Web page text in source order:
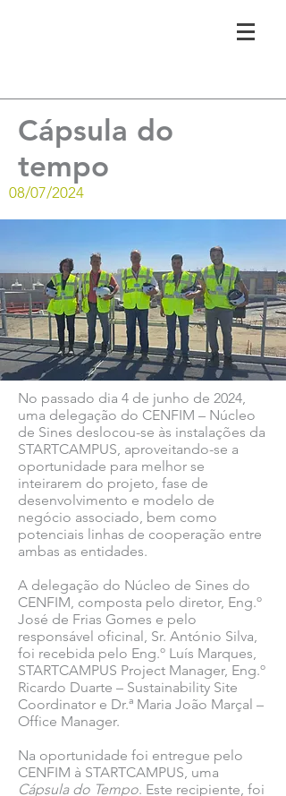
Cápsula do
tempo
08/07/2024
No passado dia 4 de junho de 2024,
uma delegação do CENFIM – Núcleo
de Sines deslocou-se às instalações da
STARTCAMPUS, aproveitando-se a
oportunidade para melhor se
inteirarem do projeto, fase de
desenvolvimento e modelo de
negócio associado, bem como
potenciais linhas de cooperação entre
ambas as entidades.
A delegação do Núcleo de Sines do
CENFIM, composta pelo diretor, Eng.º
José de Frias Gomes e pelo
responsável oficinal, Sr. António Silva,
foi recebida pelo Eng.º Luís Marques,
STARTCAMPUS Project Manager, Eng.º
Ricardo Duarte – Sustainability Site
Coordinator e Dr.ª Maria João Marçal –
Office Manager.
Na oportunidade foi entregue pelo
CENFIM à STARTCAMPUS, uma
Cápsula do Tempo. Este recipiente, foi